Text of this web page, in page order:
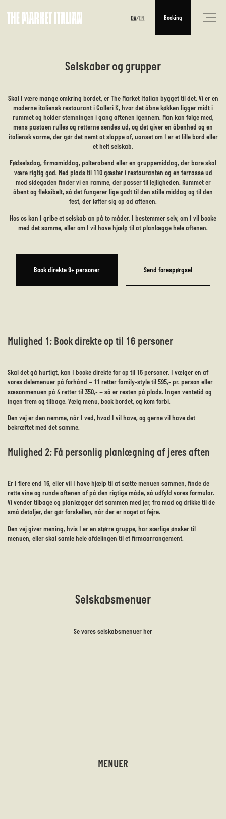
DA/EN Booking
Selskaber og grupper
Skal I være mange omkring bordet, er The Market Italian bygget til det. Vi er en
moderne italiensk restaurant i Galleri K, hvor det åbne køkken ligger midt i
rummet og holder stemningen i gang aftenen igennem. Man kan følge med,
mens pastaen rulles og retterne sendes ud, og det giver en åbenhed og en
italiensk varme, der gør det nemt at slappe af, uanset om I er et lille bord eller
et helt selskab.
Fødselsdag, firmamiddag, polterabend eller en gruppemiddag, der bare skal
være rigtig god. Med plads til 110 gæster i restauranten og en terrasse ud
mod sidegaden finder vi en ramme, der passer til lejligheden. Rummet er
åbent og fleksibelt, så det fungerer lige godt til den stille middag og til den
fest, der løfter sig op ad aftenen.
Hos os kan I gribe et selskab an på to måder. I bestemmer selv, om I vil booke
med det samme, eller om I vil have hjælp til at planlægge hele aftenen.
Book direkte 9+ personer Send forespørgsel
Mulighed 1: Book direkte op til 16 personer
Skal det gå hurtigt, kan I booke direkte for op til 16 personer. I vælger en af
vores delemenuer på forhånd – 11 retter family-style til 595,- pr. person eller
sæsonmenuen på 4 retter til 350,- – så er resten på plads. Ingen ventetid og
ingen frem og tilbage. Vælg menu, book bordet, og kom forbi.
Den vej er den nemme, når I ved, hvad I vil have, og gerne vil have det
bekræftet med det samme.
Mulighed 2: Få personlig planlægning af jeres aften
Er I flere end 16, eller vil I have hjælp til at sætte menuen sammen, finde de
rette vine og runde aftenen af på den rigtige måde, så udfyld vores formular.
Vi vender tilbage og planlægger det sammen med jer, fra mad og drikke til de
små detaljer, der gør forskellen, når der er noget at fejre.
Den vej giver mening, hvis I er en større gruppe, har særlige ønsker til
menuen, eller skal samle hele afdelingen til et firmaarrangement.
Selskabsmenuer
Se vores selskabsmenuer her
MENUER